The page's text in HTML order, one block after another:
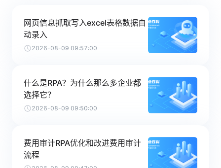
网页信息抓取写入excel表格数据自
动录入
2026-08-09 09:57:00
什么是RPA？为什么那么多企业都
选择它？
2026-08-09 09:50:00
费用审计RPA优化和改进费用审计
流程